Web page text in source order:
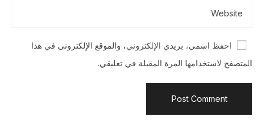
احفظ اسمي، بريدي الإلكتروني، والموقع الإلكتروني في هذا
المتصفح لاستخدامها المرة المقبلة في تعليقي.